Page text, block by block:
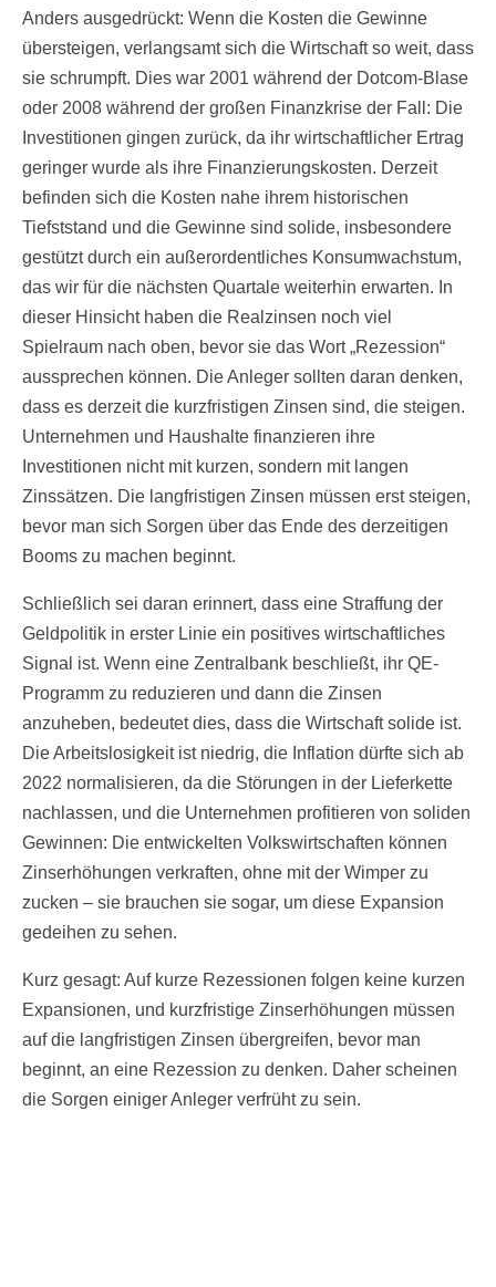
Anders ausgedrückt: Wenn die Kosten die Gewinne
übersteigen, verlangsamt sich die Wirtschaft so weit, dass
sie schrumpft. Dies war 2001 während der Dotcom-Blase
oder 2008 während der großen Finanzkrise der Fall: Die
Investitionen gingen zurück, da ihr wirtschaftlicher Ertrag
geringer wurde als ihre Finanzierungskosten. Derzeit
befinden sich die Kosten nahe ihrem historischen
Tiefststand und die Gewinne sind solide, insbesondere
gestützt durch ein außerordentliches Konsumwachstum,
das wir für die nächsten Quartale weiterhin erwarten. In
dieser Hinsicht haben die Realzinsen noch viel
Spielraum nach oben, bevor sie das Wort „Rezession“
aussprechen können. Die Anleger sollten daran denken,
dass es derzeit die kurzfristigen Zinsen sind, die steigen.
Unternehmen und Haushalte finanzieren ihre
Investitionen nicht mit kurzen, sondern mit langen
Zinssätzen. Die langfristigen Zinsen müssen erst steigen,
bevor man sich Sorgen über das Ende des derzeitigen
Booms zu machen beginnt.
Schließlich sei daran erinnert, dass eine Straffung der
Geldpolitik in erster Linie ein positives wirtschaftliches
Signal ist. Wenn eine Zentralbank beschließt, ihr QE-
Programm zu reduzieren und dann die Zinsen
anzuheben, bedeutet dies, dass die Wirtschaft solide ist.
Die Arbeitslosigkeit ist niedrig, die Inflation dürfte sich ab
2022 normalisieren, da die Störungen in der Lieferkette
nachlassen, und die Unternehmen profitieren von soliden
Gewinnen: Die entwickelten Volkswirtschaften können
Zinserhöhungen verkraften, ohne mit der Wimper zu
zucken – sie brauchen sie sogar, um diese Expansion
gedeihen zu sehen.
Kurz gesagt: Auf kurze Rezessionen folgen keine kurzen
Expansionen, und kurzfristige Zinserhöhungen müssen
auf die langfristigen Zinsen übergreifen, bevor man
beginnt, an eine Rezession zu denken. Daher scheinen
die Sorgen einiger Anleger verfrüht zu sein.